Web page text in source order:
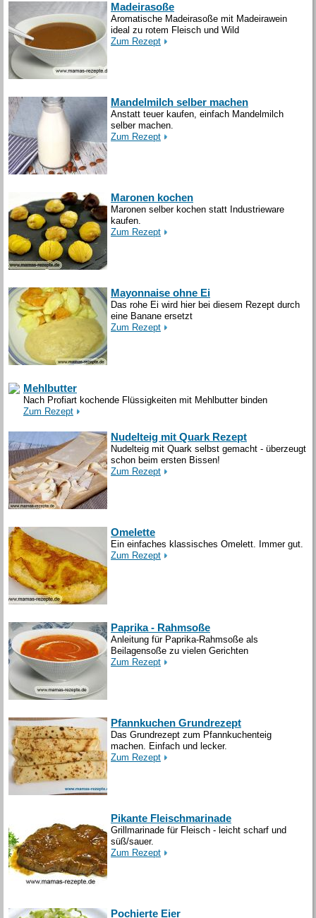
Madeirasoße
Aromatische Madeirasoße mit Madeirawein
ideal zu rotem Fleisch und Wild
Zum Rezept
Mandelmilch selber machen
Anstatt teuer kaufen, einfach Mandelmilch
selber machen.
Zum Rezept
Maronen kochen
Maronen selber kochen statt Industrieware
kaufen.
Zum Rezept
Mayonnaise ohne Ei
Das rohe Ei wird hier bei diesem Rezept durch
eine Banane ersetzt
Zum Rezept
Mehlbutter
Nach Profiart kochende Flüssigkeiten mit Mehlbutter binden
Zum Rezept
Nudelteig mit Quark Rezept
Nudelteig mit Quark selbst gemacht - überzeugt
schon beim ersten Bissen!
Zum Rezept
Omelette
Ein einfaches klassisches Omelett. Immer gut.
Zum Rezept
Paprika - Rahmsoße
Anleitung für Paprika-Rahmsoße als
Beilagensoße zu vielen Gerichten
Zum Rezept
Pfannkuchen Grundrezept
Das Grundrezept zum Pfannkuchenteig
machen. Einfach und lecker.
Zum Rezept
Pikante Fleischmarinade
Grillmarinade für Fleisch - leicht scharf und
süß/sauer.
Zum Rezept
Pochierte Eier